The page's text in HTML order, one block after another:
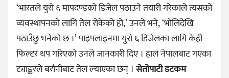
‘भारतले युरो ६ मापदण्डको डिजेल पठाउने तयारी गरेकाले त्यसको
व्यवस्थापनको लागि तेल रोकेको हो,’ उनले भने, ‘भोलिदेखि
पठाउँछु भनेको छ ।’ पाइपलाइनमा युरो ६ डिजेलका लागि केही
फिल्टर थप गरिएको उनले जानकारी दिए । हाल नेपालबाट गएका
ट्याङ्करले बरौनीबाट तेल ल्याएका छन् ।सेतोपाटी डटकम